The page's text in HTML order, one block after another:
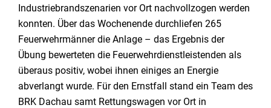
Industriebrandszenarien vor Ort nachvollzogen werden
konnten. Über das Wochenende durchliefen 265
Feuerwehrmänner die Anlage – das Ergebnis der
Übung bewerteten die Feuerwehrdienstleistenden als
überaus positiv, wobei ihnen einiges an Energie
abverlangt wurde. Für den Ernstfall stand ein Team des
BRK Dachau samt Rettungswagen vor Ort in